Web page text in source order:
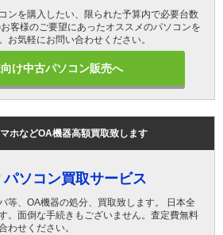
ンを購入したい、限られた予算内で必要台数
客様のご要望にあったオススメのパソコンを
お気軽にお問い合わせください。
け中古パソコン販売へ
ホなどOA機器高額買取致します
パソコン買取サービス
等、OA機器の処分、買取致します。 日本全
。面倒な手続きもございません。査定費無料
わせください。